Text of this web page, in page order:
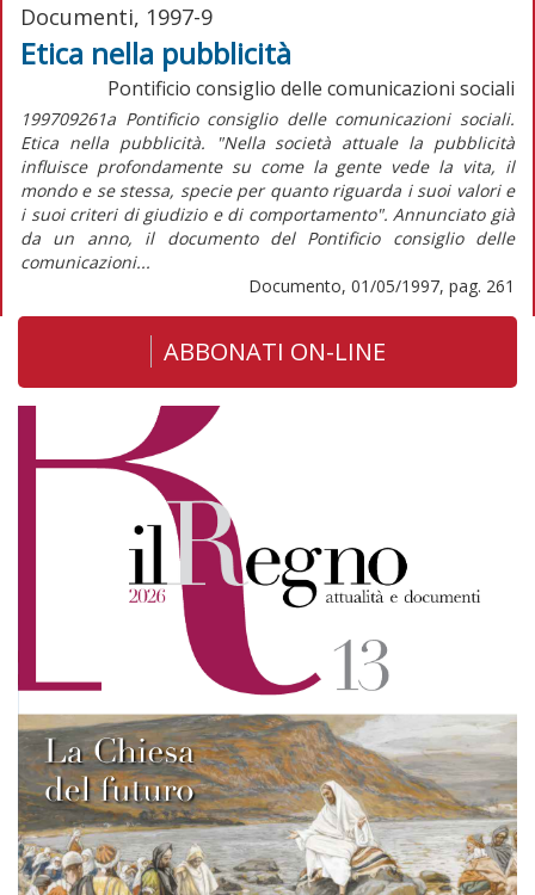
Documenti, 1997-9
Etica nella pubblicità
Pontificio consiglio delle comunicazioni sociali
199709261a Pontificio consiglio delle comunicazioni sociali.
Etica nella pubblicità. "Nella società attuale la pubblicità
influisce profondamente su come la gente vede la vita, il
mondo e se stessa, specie per quanto riguarda i suoi valori e
i suoi criteri di giudizio e di comportamento". Annunciato già
da un anno, il documento del Pontificio consiglio delle
comunicazioni...
Documento, 01/05/1997, pag. 261
ABBONATI ON-LINE